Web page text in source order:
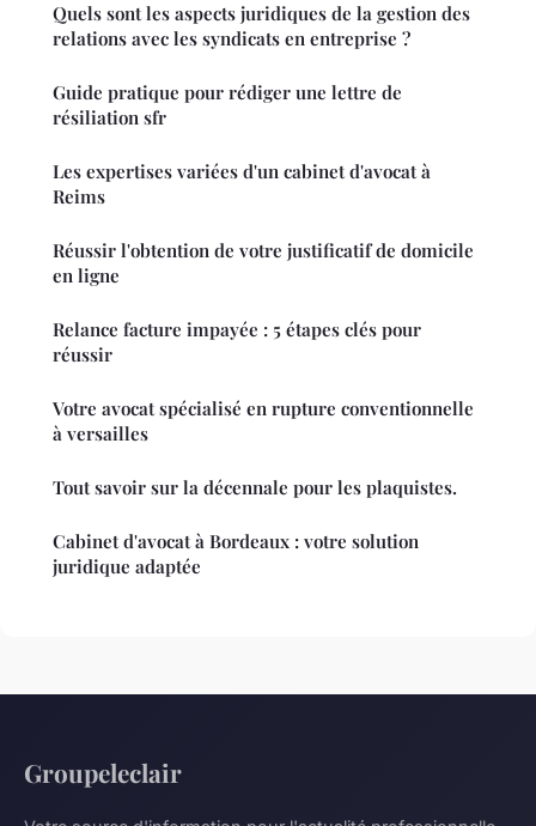
Quels sont les aspects juridiques de la gestion des
relations avec les syndicats en entreprise ?
Guide pratique pour rédiger une lettre de
résiliation sfr
Les expertises variées d'un cabinet d'avocat à
Reims
Réussir l'obtention de votre justificatif de domicile
en ligne
Relance facture impayée : 5 étapes clés pour
réussir
Votre avocat spécialisé en rupture conventionnelle
à versailles
Tout savoir sur la décennale pour les plaquistes.
Cabinet d'avocat à Bordeaux : votre solution
juridique adaptée
Groupeleclair